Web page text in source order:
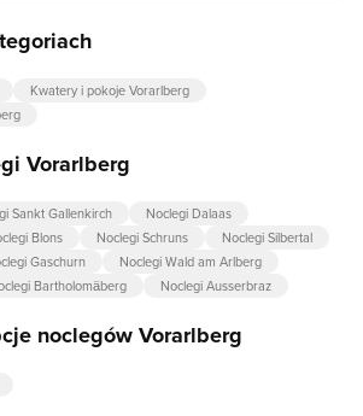
mieć wyższy cennik weekendowy.
w dzień powszedni.
Kwatery i pokoje Vorarlberg
Vorarlberg
Sankt Gallenkirch
Noclegi Dalaas
Blons Noclegi Schruns
Noclegi Silbertal
Gaschurn
Noclegi Wald am Arlberg
Bartholomäberg Noclegi Ausserbraz
noclegów Vorarlberg